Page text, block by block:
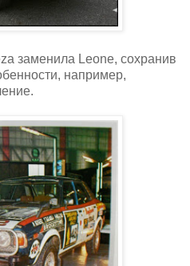
заменила Leone, сохранив
например,